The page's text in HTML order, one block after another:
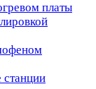
платы
станции